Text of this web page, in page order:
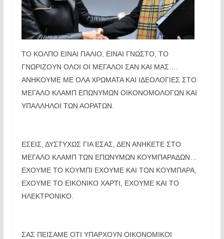
ΤΟ ΚΟΛΠΟ ΕΙΝΑΙ ΠΑΛΙΟ, ΕΙΝΑΙ ΓΝΩΣΤΟ, ΤΟ
ΓΝΩΡΙΖΟΥΝ ΟΛΟΙ ΟΙ ΜΕΓΑΛΟΙ ΣΑΝ ΚΑΙ ΜΑΣ….
ΑΝΗΚΟΥΜΕ ΜΕ ΟΛΑ ΧΡΩΜΑΤΑ ΚΑΙ ΙΔΕΟΛΟΓΙΕΣ ΣΤΟ
ΜΕΓΑΛΟ ΚΛΑΜΠ ΕΠΩΝΥΜΩΝ ΟΙΚΟΝΟΜΟΛΟΓΩΝ ΚΑΙ
ΥΠΑΛΛΗΛΟΙ ΤΩΝ ΑΟΡΑΤΩΝ.
ΕΣΕΙΣ, ΔΥΣΤΥΧΩΣ ΓΙΑ ΕΣΑΣ, ΔΕΝ ΑΝΗΚΕΤΕ ΣΤΟ
ΜΕΓΑΛΟ ΚΛΑΜΠ ΤΩΝ ΕΠΩΝΥΜΩΝ ΚΟΥΜΠΑΡΑΔΩΝ…
ΕΧΟΥΜΕ ΤΟ ΚΟΥΜΠΙ ΕΧΟΥΜΕ ΚΑΙ ΤΟΝ ΚΟΥΜΠΑΡΑ,
ΕΧΟΥΜΕ ΤΟ ΕΙΚΟΝΙΚΟ ΧΑΡΤΙ, ΕΧΟΥΜΕ ΚΑΙ ΤΟ
ΗΛΕΚΤΡΟΝΙΚΟ.
ΣΑΣ ΠΕΙΣΑΜΕ ΟΤΙ ΥΠΑΡΧΟΥΝ ΟΙΚΟΝΟΜΙΚΟΙ